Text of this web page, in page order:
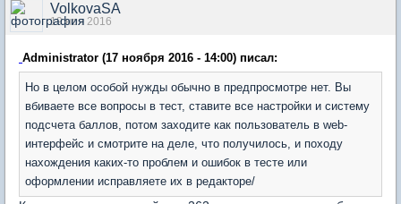
VolkovaSA
19 ноя 2016
Administrator (17 ноября 2016 - 14:00) писал:
Но в целом особой нужды обычно в предпросмотре нет. Вы
вбиваете все вопросы в тест, ставите все настройки и систему
подсчета баллов, потом заходите как пользователь в web-
интерфейс и смотрите на деле, что получилось, и походу
нахождения каких-то проблем и ошибок в тесте или
оформлении исправляете их в редакторе/